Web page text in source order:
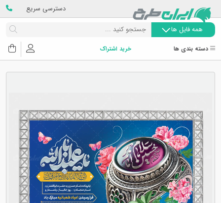
دسترسی سریع
همه فایل ها
دسته بندی ها خرید اشتراک
Previous
Next